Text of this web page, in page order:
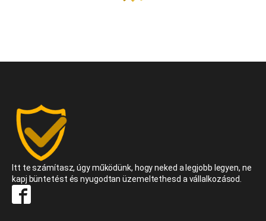
Itt te számítasz, úgy működünk, hogy neked a legjobb legyen, ne
kapj büntetést és nyugodtan üzemeltethesd a vállalkozásod.